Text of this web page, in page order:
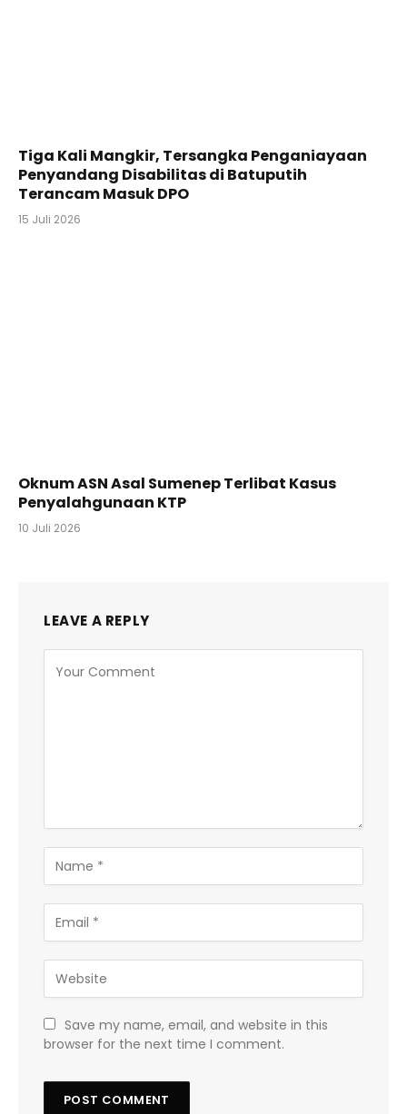
Tiga Kali Mangkir, Tersangka Penganiayaan
Penyandang Disabilitas di Batuputih
Terancam Masuk DPO
15 Juli 2026
Oknum ASN Asal Sumenep Terlibat Kasus
Penyalahgunaan KTP
10 Juli 2026
LEAVE A REPLY
Save my name, email, and website in this
browser for the next time I comment.